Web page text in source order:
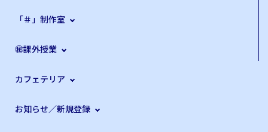
「＃」制作室
㊙課外授業
カフェテリア
お知らせ／新規登録